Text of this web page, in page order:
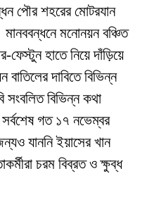
পৌর শহরের মোটরযান
মনোনয়ন বঞ্চিত
ফেস্টুন হাতে নিয়ে দাঁড়িয়ে
দাবিতে বিভিন্ন
সংবলিত বিভিন্ন কথা
গত ১৭ নভেম্বর
যাননি ইয়াসের খান
চরম বিব্রত ও ক্ষুব্ধ